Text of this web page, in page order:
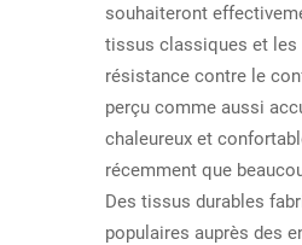
souhaiteront
tissus classiques et les
résistance contre le
perçu comme aussi
chaleureux et
récemment que
Des tissus durables
populaires auprès des